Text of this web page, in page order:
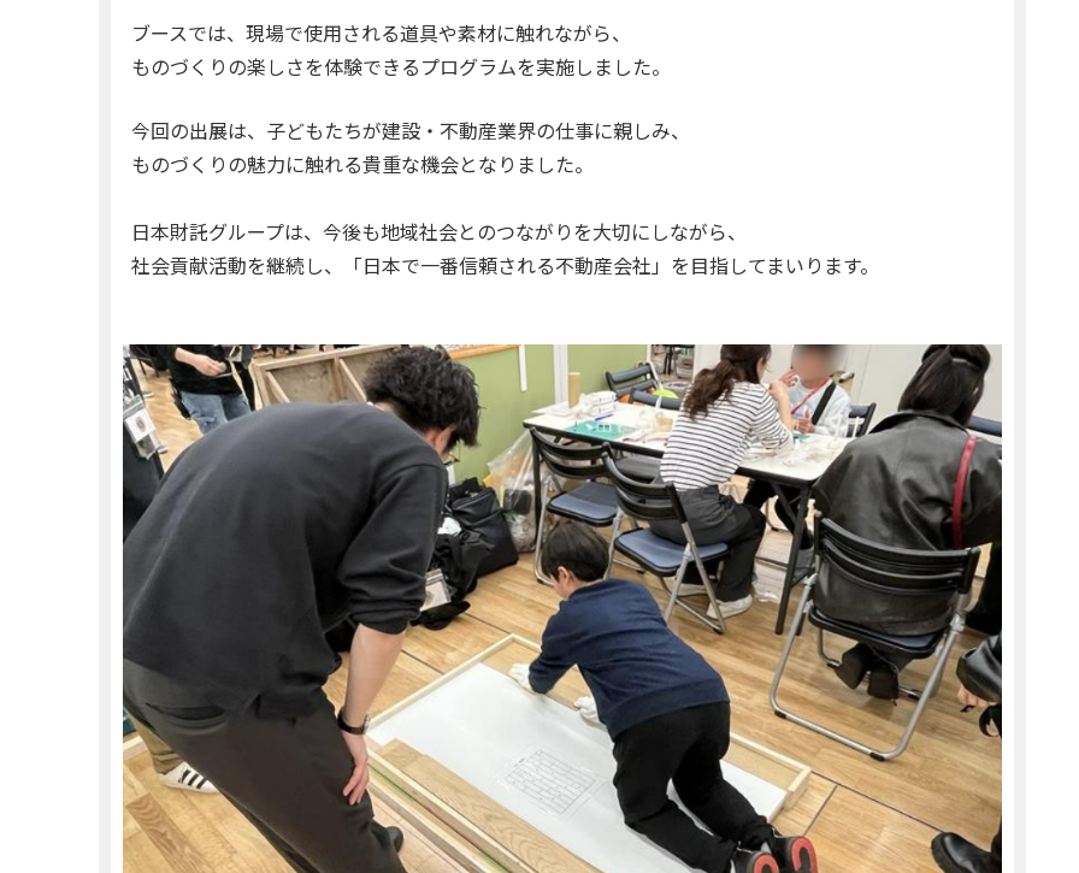
ブースでは、現場で使用される道具や素材に触れながら、
ものづくりの楽しさを体験できるプログラムを実施しました。
今回の出展は、子どもたちが建設・不動産業界の仕事に親しみ、
ものづくりの魅力に触れる貴重な機会となりました。
日本財託グループは、今後も地域社会とのつながりを大切にしながら、
社会貢献活動を継続し、「日本で一番信頼される不動産会社」を目指してまいります。